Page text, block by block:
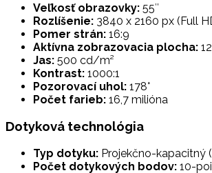
Veľkosť obrazovky: 55″
Rozlíšenie: 3840 x 2160 px (Full
Pomer strán: 16:9
Aktívna zobrazovacia plocha:
Jas: 500 cd/m²
Kontrast: 1000:1
Pozorovací uhol: 178°
Počet farieb: 16,7 milióna
Dotyková technológia
Typ dotyku: Projekčno-kapacitný
Počet dotykových bodov: 10-